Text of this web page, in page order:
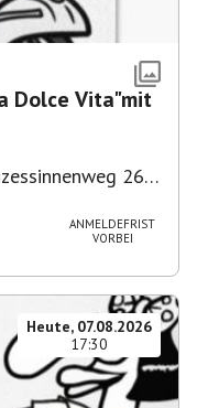
260,
ANMELDEFRIST
VORBEI
Heute, 07.08.2026
17:30